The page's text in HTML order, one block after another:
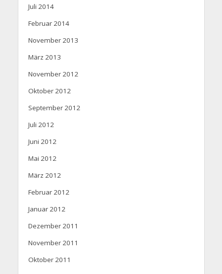
Juli 2014
Februar 2014
November 2013
März 2013
November 2012
Oktober 2012
September 2012
Juli 2012
Juni 2012
Mai 2012
März 2012
Februar 2012
Januar 2012
Dezember 2011
November 2011
Oktober 2011